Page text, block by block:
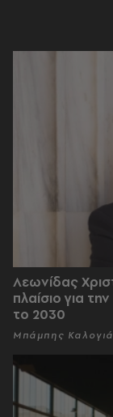
Λεωνίδας
πλαίσιο για
το 2030
Μπάμπης